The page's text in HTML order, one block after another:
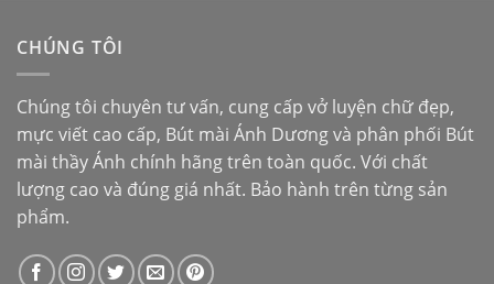
CHÚNG TÔI
Chúng tôi chuyên tư vấn, cung cấp vở luyện chữ đẹp,
mực viết cao cấp, Bút mài Ánh Dươngvà phân phối Bút
mài thầy Ánh chính hãng trên toàn quốc. Với chất
lượng cao và đúng giá nhất. Bảo hành trên từng sản
phẩm.